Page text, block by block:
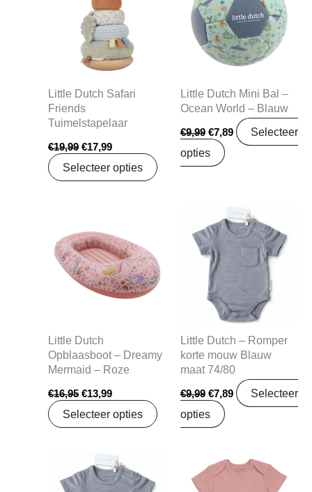
Little Dutch Safari
Friends
Tuimelstapelaar
€19,99
€19,99.
€17,99
€17,99.
Selecteer opties
Little Dutch Mini Bal –
Ocean World – Blauw
€9,99
€9,99.
€7,89
€7,89.
Selecteer
opties
Little Dutch
Opblaasboot – Dreamy
Mermaid – Roze
€16,95
was:
€16,95.
€13,99
is:
€13,99.
Selecteer opties
Little Dutch – Romper
korte mouw Blauw
maat 74/80
€9,99
Oorspronkelijke
prijs
was:
€9,99.
€7,89
Huidige
prijs
is:
€7,89.
Selecteer
opties
Oorspronkelijke
prijs
was:
Huidige
prijs
is:
Oorspronkelijke
prijs
Huidige
prijs